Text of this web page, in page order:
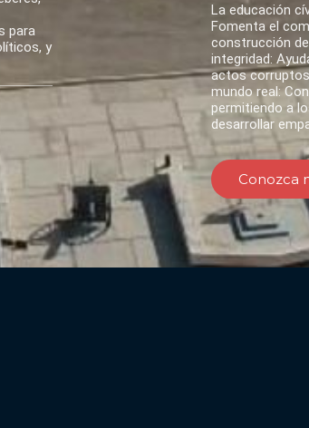
para
y
La educación
Fomenta el
construcción
integridad:
actos corruptos
mundo real:
permitiendo a
desarrollar
Conozca